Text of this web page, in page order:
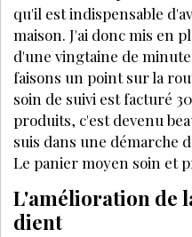
qu'il est indispensable
maison. J'ai donc mis en
d'une vingtaine de
faisons un point sur la
soin de suivi est facturé
produits, c'est devenu
suis dans une dé­marche
Le panier moyen soin et
L'amélioration de
dient